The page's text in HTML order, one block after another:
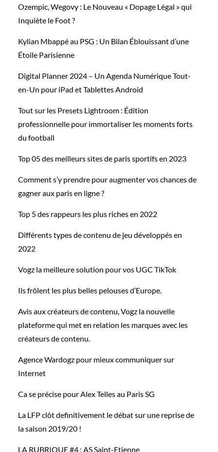
Ozempic, Wegovy : Le Nouveau « Dopage Légal » qui
Inquiète le Foot ?
Kylian Mbappé au PSG : Un Bilan Éblouissant d’une
Étoile Parisienne
Digital Planner 2024 – Un Agenda Numérique Tout-
en-Un pour iPad et Tablettes Android
Tout sur les Presets Lightroom : Édition
professionnelle pour immortaliser les moments forts
du football
Top 05 des meilleurs sites de paris sportifs en 2023
Comment s’y prendre pour augmenter vos chances de
gagner aux paris en ligne ?
Top 5 des rappeurs les plus riches en 2022
Différents types de contenu de jeu développés en
2022
Vogz la meilleure solution pour vos UGC TikTok
Ils frôlent les plus belles pelouses d’Europe.
Avis aux créateurs de contenu, Vogz la nouvelle
plateforme qui met en relation les marques avec les
créateurs de contenu.
Agence Wardogz pour mieux communiquer sur
Internet
Ca se précise pour Alex Telles au Paris SG
La LFP clôt definitivement le débat sur une reprise de
la saison 2019/20 !
LA RUBRIQUE #4 : AS Saint-Etienne